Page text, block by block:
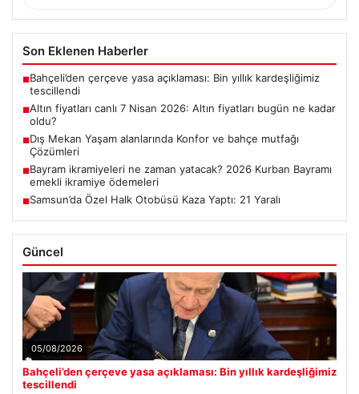
Son Eklenen Haberler
■Bahçeli’den çerçeve yasa açıklaması: Bin yıllık kardeşliğimiz
tescillendi
■Altın fiyatları canlı 7 Nisan 2026: Altın fiyatları bugün ne kadar
oldu?
■Dış Mekan Yaşam alanlarında Konfor ve bahçe mutfağı
Çözümleri
■Bayram ikramiyeleri ne zaman yatacak? 2026 Kurban Bayramı
emekli ikramiye ödemeleri
■Samsun’da Özel Halk Otobüsü Kaza Yaptı: 21 Yaralı
Güncel
05/08/2026
Bahçeli’den çerçeve yasa açıklaması: Bin yıllık kardeşliğimiz
tescillendi